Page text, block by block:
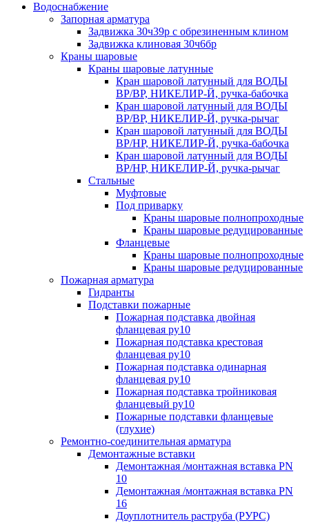
Водоснабжение
Запорная арматура
Задвижка 30ч39р с обрезиненным клином
Задвижка клиновая 30ч6бр
Краны шаровые
Краны шаровые латунные
Кран шаровой латунный для ВОДЫ
ВР/ВР, НИКЕЛИР-Й, ручка-бабочка
Кран шаровой латунный для ВОДЫ
ВР/ВР, НИКЕЛИР-Й, ручка-рычаг
Кран шаровой латунный для ВОДЫ
ВР/НР, НИКЕЛИР-Й, ручка-бабочка
Кран шаровой латунный для ВОДЫ
ВР/НР, НИКЕЛИР-Й, ручка-рычаг
Стальные
Муфтовые
Под приварку
Краны шаровые полнопроходные
Краны шаровые редуцированные
Фланцевые
Краны шаровые полнопроходные
Краны шаровые редуцированные
Пожарная арматура
Гидранты
Подставки пожарные
Пожарная подставка двойная
фланцевая ру10
Пожарная подставка крестовая
фланцевая ру10
Пожарная подставка одинарная
фланцевая ру10
Пожарная подставка тройниковая
фланцевый ру10
Пожарные подставки фланцевые
(глухие)
Ремонтно-соединительная арматура
Демонтажные вставки
Демонтажная /монтажная вставка PN
10
Демонтажная /монтажная вставка PN
16
Доуплотнитель раструба (РУРС)